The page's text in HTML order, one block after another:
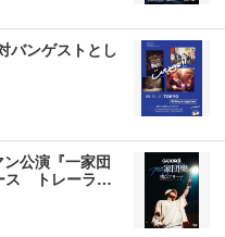
バンゲストとし
公演『一家団
ス トレーラ…